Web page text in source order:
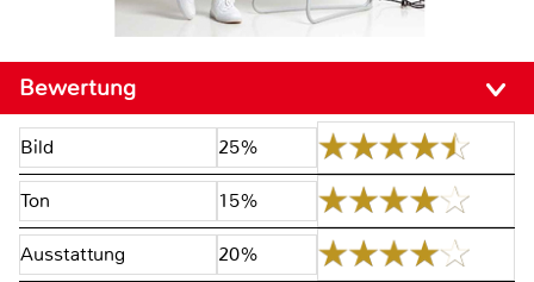
Bewertung
Bild 25%
Ton 15%
Ausstattung 20%